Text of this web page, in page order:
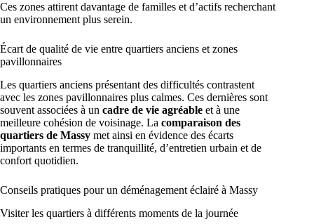
Ces zones attirent davantage de familles et d’actifs recherchant
un environnement plus serein.
Écart de qualité de vie entre quartiers anciens et zones
pavillonnaires
Les quartiers anciens présentant des difficultés contrastent
avec les zones pavillonnaires plus calmes. Ces dernières sont
souvent associées à un cadre de vie agréable et à une
meilleure cohésion de voisinage. La comparaison des
quartiers de Massy met ainsi en évidence des écarts
importants en termes de tranquillité, d’entretien urbain et de
confort quotidien.
Conseils pratiques pour un déménagement éclairé à Massy
Visiter les quartiers à différents moments de la journée